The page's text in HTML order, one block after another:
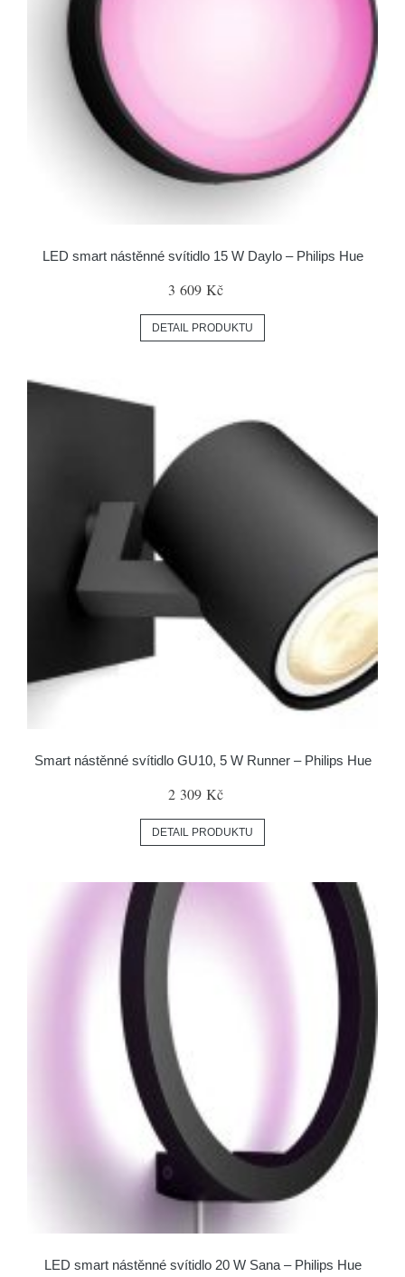
LED smart nástěnné svítidlo 15 W Daylo – Philips Hue
3 609 Kč
DETAIL PRODUKTU
Smart nástěnné svítidlo GU10, 5 W Runner – Philips Hue
2 309 Kč
DETAIL PRODUKTU
LED smart nástěnné svítidlo 20 W Sana – Philips Hue